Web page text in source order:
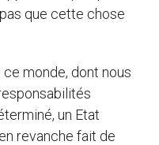
que cette chose
monde, dont nous
un Etat
revanche fait de